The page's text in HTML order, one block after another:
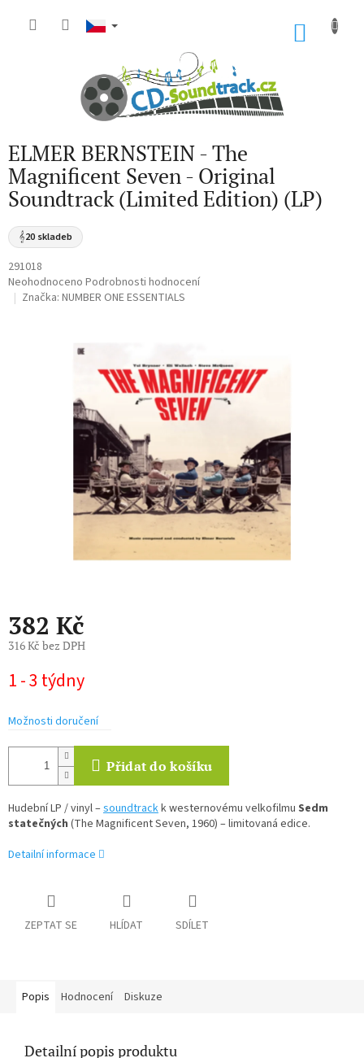
ELMER BERNSTEIN - The
Magnificent Seven - Original
Soundtrack (Limited Edition) (LP)
𝄞20 skladeb
291018
Průměrné
hodnocení
Neohodnoceno Podrobnosti hodnocení
Značka: NUMBER ONE ESSENTIALS
382 Kč
316 Kč bez DPH
cena:
1 - 3 týdny
Možnosti doručení
Přidat do košíku
Hudební LP / vinyl –soundtrackk westernovému velkofilmu Sedm
statečných (The Magnificent Seven, 1960) – limitovaná edice.
Detailní informace
ZEPTAT SE HLÍDAT SDÍLET
Popis Hodnocení Diskuze
Detailní popis produktu